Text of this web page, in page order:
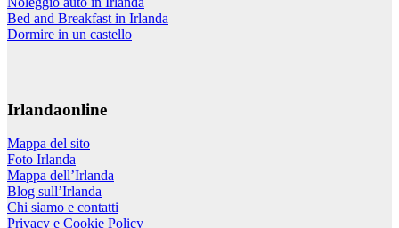
Bed and Breakfast in Irlanda
Dormire in un castello
Irlandaonline
Mappa del sito
Foto Irlanda
Mappa dell’Irlanda
Blog sull’Irlanda
Chi siamo e contatti
Privacy e Cookie Policy